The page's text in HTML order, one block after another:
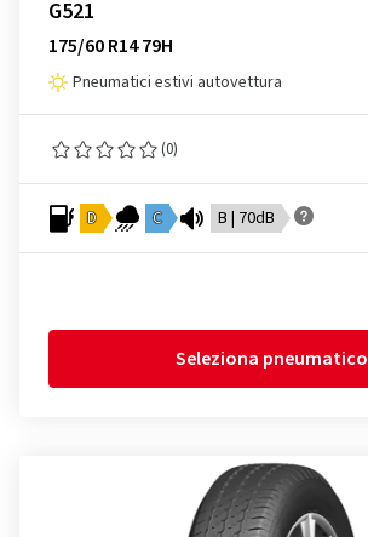
G521
175/60 R14 79H
Pneumatici estivi autovettura
(0)
D C B | 70dB
Seleziona pneumatico